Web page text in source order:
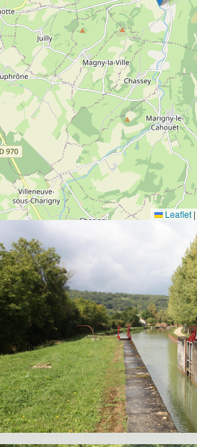
Leaflet |